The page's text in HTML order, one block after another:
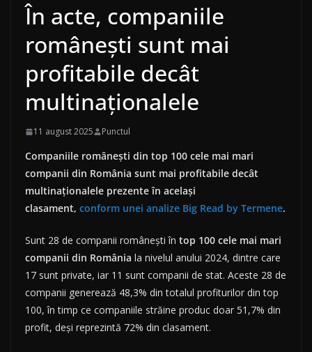
În acte, companiile
românești sunt mai
profitabile decât
multinaționalele
11 august 2025 Punctul
Companiile românești din top 100 cele mai mari
companii din România sunt mai profitabile decât
multinaționalele prezente în același
clasament, conform unei analize Big Read by Termene.
Sunt 28 de companii românești în top 100 cele mai mari
companii din România la nivelul anului 2024, dintre care
17 sunt private, iar 11 sunt companii de stat. Aceste 28 de
companii generează 48,3% din totalul profiturilor din top
100, în timp ce companiile străine produc doar 51,7% din
profit, deși reprezintă 72% din clasament.